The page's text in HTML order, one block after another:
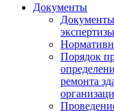
Документы
Документы
экспертизы
Порядок
ремонта